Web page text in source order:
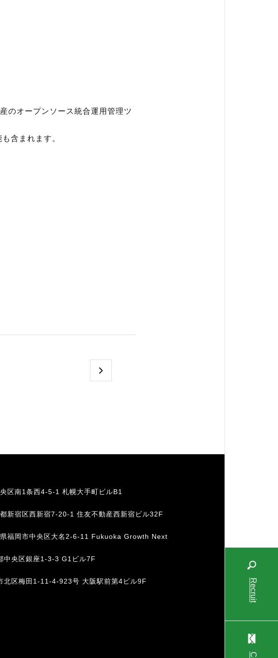
Recruit
のオープンソース統合運用管理ツ
含まれます。
区南1条西4-5-1 札幌大手町ビルB1
新宿区西新宿7-20-1 住友不動産西新宿ビル32F
福岡市中央区大名2-6-11 Fukuoka Growth Next
央区銀座1-3-3 G1ビル7F
区梅田1-11-4-923号 大阪駅前第4ビル9F